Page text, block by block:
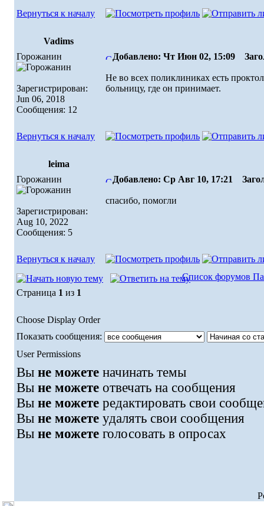
Вернуться к началу
Vadims
Горожанин
Зарегистрирован:
Jun 06, 2018
Сообщения: 12
Добавлено: Чт Июн 02, 15:09
Не во всех поликлиниках есть
больницу, где он принимает.
Вернуться к началу
leima
Горожанин
Зарегистрирован:
Aug 10, 2022
Сообщения: 5
Добавлено: Ср Авг 10, 17:21
спасибо, помогли
Вернуться к началу
Список форумов
Страница 1 из 1
Choose Display Order
Показать сообщения:
User Permissions
Вы не можете начинать темы
Вы не можете отвечать на сообщения
Вы не можете редактировать свои
Вы не можете удалять свои сообщения
Вы не можете голосовать в опросах